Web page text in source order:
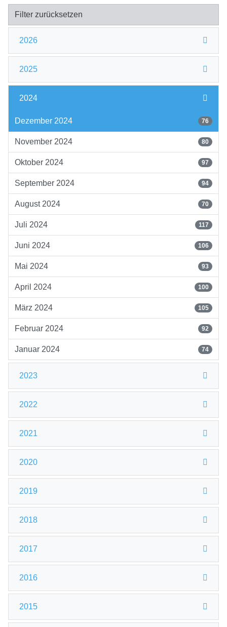
Filter zurücksetzen
2026
2025
2024
Dezember 2024 76
November 2024 80
Oktober 2024 97
September 2024 94
August 2024 70
Juli 2024 117
Juni 2024 106
Mai 2024 93
April 2024 100
März 2024 105
Februar 2024 92
Januar 2024 74
2023
2022
2021
2020
2019
2018
2017
2016
2015